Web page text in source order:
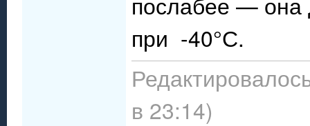
при -40°С.
в 23:14)